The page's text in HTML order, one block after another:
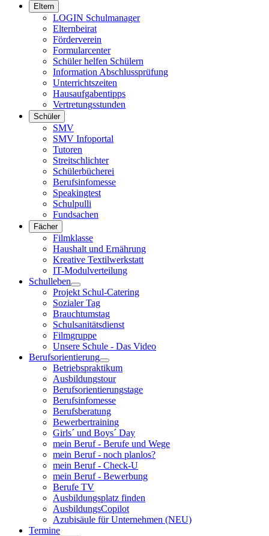
Eltern
LOGIN Schulmanager
Elternbeirat
Förderverein
Formularcenter
Schüler helfen Schülern
Information Abschlussprüfung
Unterrichtszeiten
Hausaufgabentipps
Vertretungsstunden
Schüler
SMV
SMV Infoportal
Tutoren
Streitschlichter
Schülerbücherei
Berufsinfomesse
Speakingtest
Schulpulli
Fundsachen
Fächer
Filmklasse
Haushalt und Ernährung
Kreative Textilwerkstatt
IT-Modulverteilung
Schulleben
Projekt Schul-Catering
Sozialer Tag
Brauchtumstag
Schulsanitätsdienst
Filmgruppe
Unsere Schule - Das Video
Berufsorientierung
Betriebspraktikum
Ausbildungstour
Berufsorientierungstage
Berufsinfomesse
Berufsberatung
Bewerbertraining
Girls´ und Boys´ Day
mein Beruf - Berufe und Wege
mein Beruf - noch planlos?
mein Beruf - Check-U
mein Beruf - Bewerbung
Berufe TV
Ausbildungsplatz finden
AusbildungsCopilot
Azubisäule für Unternehmen (NEU)
Termine